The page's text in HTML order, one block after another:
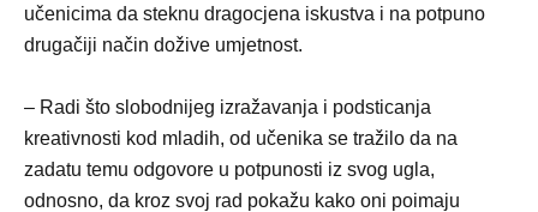
učenicima da steknu dragocjena iskustva i na potpuno
drugačiji način dožive umjetnost.
– Radi što slobodnijeg izražavanja i podsticanja
kreativnosti kod mladih, od učenika se tražilo da na
zadatu temu odgovore u potpunosti iz svog ugla,
odnosno, da kroz svoj rad pokažu kako oni poimaju